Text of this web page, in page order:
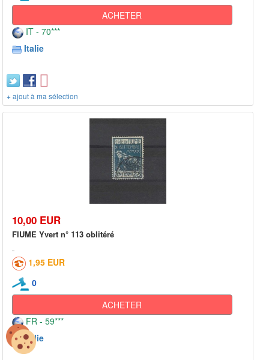
ACHETER
IT - 70***
Italie
+ ajout à ma sélection
10,00 EUR
FIUME Yvert n° 113 oblitéré
1,95 EUR
0
ACHETER
FR - 59***
Italie